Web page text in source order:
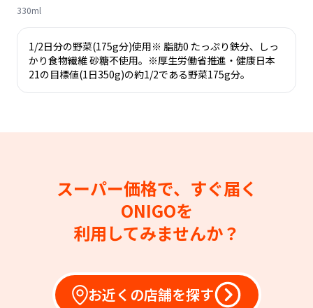
330ml
1/2日分の野菜(175g分)使用※ 脂肪0 たっぷり鉄分、しっ
かり食物繊維 砂糖不使用。※厚生労働省推進・健康日本
21の目標値(1日350g)の約1/2である野菜175g分。
スーパー価格で、すぐ届く
ONIGOを
利用してみませんか？
お近くの店舗を探す